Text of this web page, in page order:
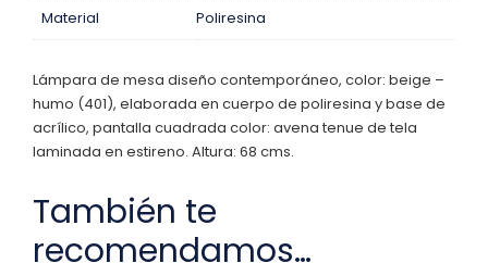
Material Poliresina
Lámpara de mesa diseño contemporáneo, color: beige –
humo (401), elaborada en cuerpo de poliresina y base de
acrílico, pantalla cuadrada color: avena tenue de tela
laminada en estireno. Altura: 68 cms.
También te
recomendamos…